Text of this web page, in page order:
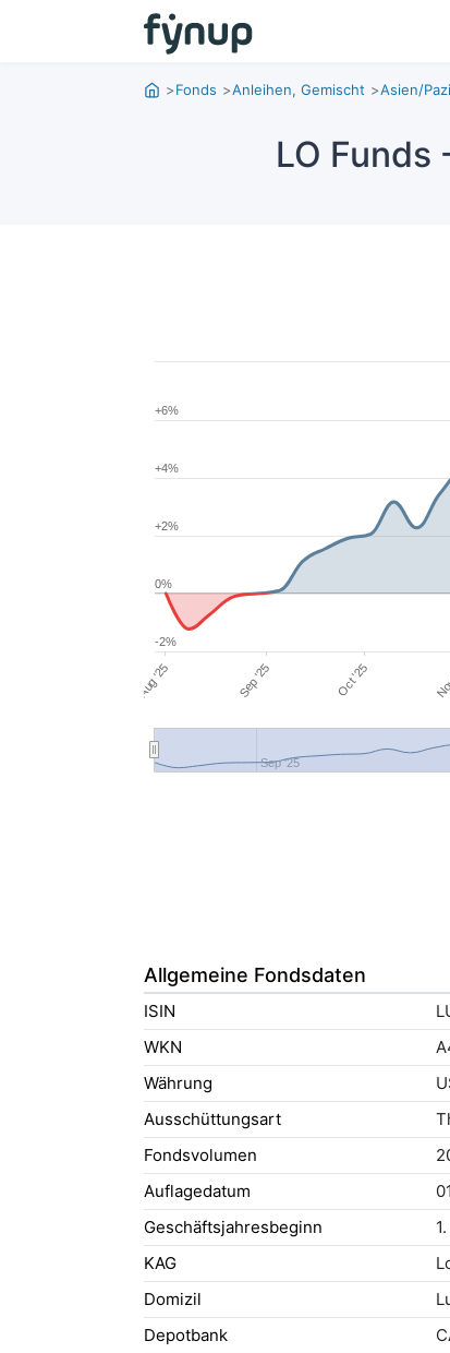
Fonds Anleihen, Gemischt Asien/
LO Funds
Aug '25 Sep '25 Oct '25
Sep '25
-2%
0%
+2%
+4%
+6%
Allgemeine Fondsdaten
ISIN
WKN
Währung
Ausschüttungsart
Fondsvolumen
Auflagedatum
Geschäftsjahresbeginn
KAG
Domizil
Depotbank